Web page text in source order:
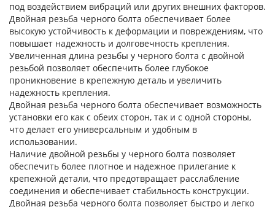
под воздействием вибраций или других внешних факторов.
Двойная резьба черного болта обеспечивает более
высокую устойчивость к деформации и повреждениям, что
повышает надежность и долговечность крепления.
Увеличенная длина резьбы у черного болта с двойной
резьбой позволяет обеспечить более глубокое
проникновение в крепежную деталь и увеличить
надежность крепления.
Двойная резьба черного болта обеспечивает возможность
установки его как с обеих сторон, так и с одной стороны,
что делает его универсальным и удобным в
использовании.
Наличие двойной резьбы у черного болта позволяет
обеспечить более плотное и надежное прилегание к
крепежной детали, что предотвращает расслабление
соединения и обеспечивает стабильность конструкции.
Двойная резьба черного болта позволяет быстро и легко